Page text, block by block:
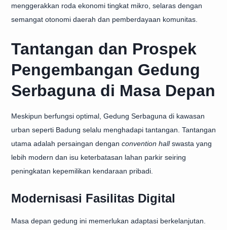
menggerakkan roda ekonomi tingkat mikro, selaras dengan
semangat otonomi daerah dan pemberdayaan komunitas.
Tantangan dan Prospek
Pengembangan Gedung
Serbaguna di Masa Depan
Meskipun berfungsi optimal, Gedung Serbaguna di kawasan
urban seperti Badung selalu menghadapi tantangan. Tantangan
utama adalah persaingan dengan convention hallswasta yang
lebih modern dan isu keterbatasan lahan parkir seiring
peningkatan kepemilikan kendaraan pribadi.
Modernisasi Fasilitas Digital
Masa depan gedung ini memerlukan adaptasi berkelanjutan.